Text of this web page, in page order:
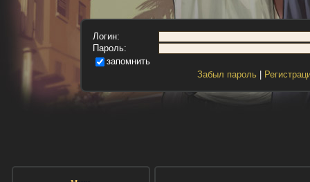
Логин:
Пароль:
запомнить
Забыл пароль|